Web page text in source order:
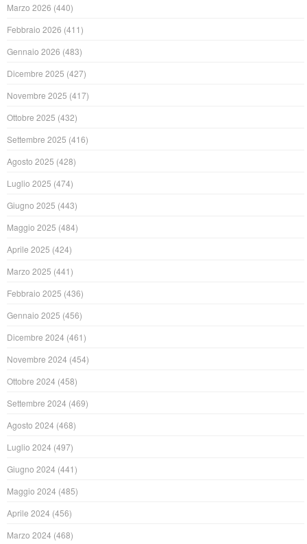
Marzo 2026 (440)
Febbraio 2026 (411)
Gennaio 2026 (483)
Dicembre 2025 (427)
Novembre 2025 (417)
Ottobre 2025 (432)
Settembre 2025 (416)
Agosto 2025 (428)
Luglio 2025 (474)
Giugno 2025 (443)
Maggio 2025 (484)
Aprile 2025 (424)
Marzo 2025 (441)
Febbraio 2025 (436)
Gennaio 2025 (456)
Dicembre 2024 (461)
Novembre 2024 (454)
Ottobre 2024 (458)
Settembre 2024 (469)
Agosto 2024 (468)
Luglio 2024 (497)
Giugno 2024 (441)
Maggio 2024 (485)
Aprile 2024 (456)
Marzo 2024 (468)